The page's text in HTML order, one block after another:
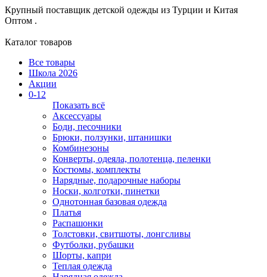
Крупный поставщик детской одежды из Турции и Китая
Оптом .
Каталог товаров
Все товары
Школа 2026
Акции
0-12
Показать всё
Аксессуары
Боди, песочники
Брюки, ползунки, штанишки
Комбинезоны
Конверты, одеяла, полотенца, пеленки
Костюмы, комплекты
Нарядные, подарочные наборы
Носки, колготки, пинетки
Однотонная базовая одежда
Платья
Распашонки
Толстовки, свитшоты, лонгсливы
Футболки, рубашки
Шорты, капри
Теплая одежда